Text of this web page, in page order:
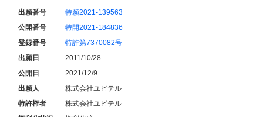
出願番号
特願2021-139563
公開番号
特開2021-184836
登録番号
特許第7370082号
出願日
2011/10/28
公開日
2021/12/9
出願人
株式会社ユピテル
特許権者
株式会社ユピテル